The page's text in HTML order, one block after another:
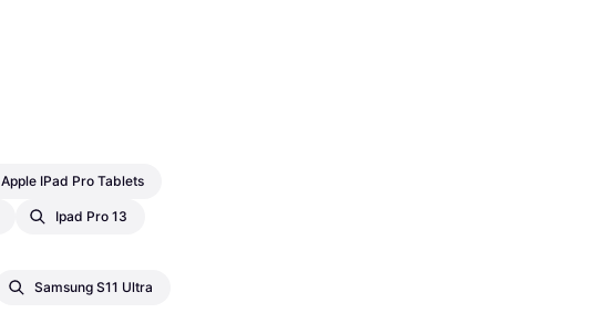
Apple IPad Pro Tablets
Ipad Pro 13
Samsung S11 Ultra